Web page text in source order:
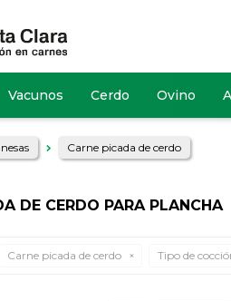
Vacunos Cerdo Ovino
Carne picada de cerdo
DE CERDO PARA PLANCHA
Carne picada de cerdo Tipo de